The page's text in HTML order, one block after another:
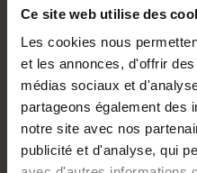
Ce site web utilise des
Les cookies nous
et les annonces, d'offrir
médias sociaux et
partageons également des
notre site avec nos
publicité et d'analyse, qui
Matière :100 % coton
Partenaire :KidzStickers
Notre